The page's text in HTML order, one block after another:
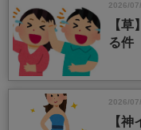
2026/
【
る件
2026/
【